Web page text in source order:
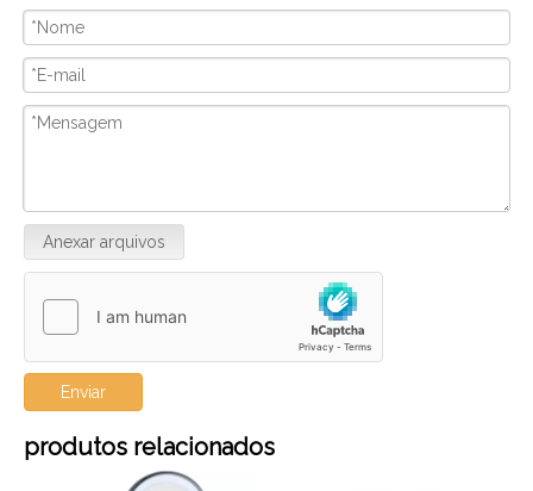
Anexar arquivos
Enviar
produtos relacionados